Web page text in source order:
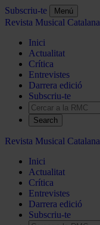
Subscriu-te Menú
Revista Musical Catalana
Inici
Actualitat
Crítica
Entrevistes
Darrera edició
Subscriu-te
Search
Revista Musical Catalana
Inici
Actualitat
Crítica
Entrevistes
Darrera edició
Subscriu-te